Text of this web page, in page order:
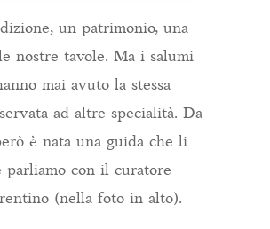
un patrimonio, una
nostre tavole. Ma i salumi
mai avuto la stessa
ad altre specialità. Da
è nata una guida che li
parliamo con il curatore
(nella foto in alto).